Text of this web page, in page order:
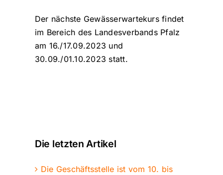
Der nächste Gewässerwartekurs findet
im Bereich des Landesverbands Pfalz
am 16./17.09.2023 und
30.09./01.10.2023 statt.
Die letzten Artikel
Die Geschäftsstelle ist vom 10. bis